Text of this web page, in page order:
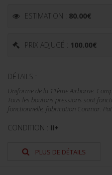
ESTIMATION : 80.00€
PRIX ADJUGÉ : 100.00€
DÉTAILS :
Uniforme de la 11ème Airborne.
Tous les boutons pressions sont
fonctionnelle, fabrication Conmar.
CONDITION : II+
PLUS DE DÉTAILS